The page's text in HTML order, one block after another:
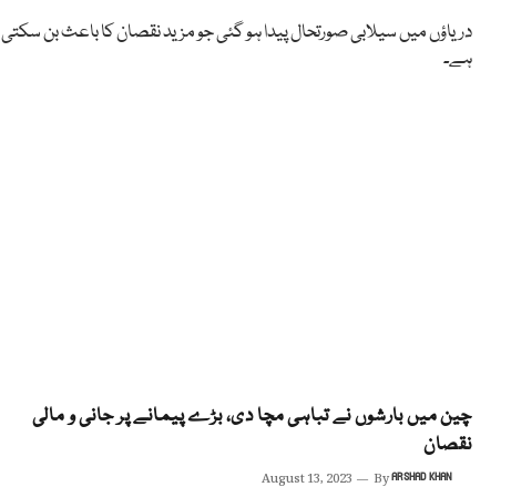
دریاؤں میں سیلابی صورتحال پیدا ہو گئی جو مزید نقصان کا باعث بن سکتی
ہے۔
چین میں بارشوں نے تباہی مچا دی، بڑے پیمانے پر جانی و مالی
نقصان
August 13, 2023 ByARSHAD KHAN